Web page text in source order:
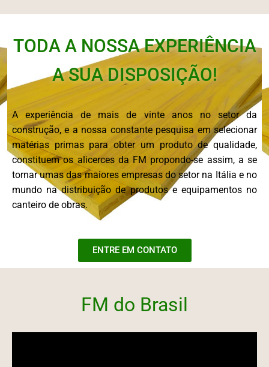
TODA A NOSSA EXPERIÊNCIA
A SUA DISPOSIÇÃO!
A experiência de mais de vinte anos no setor da
construção, e a nossa constante pesquisa em selecionar
matérias primas para obter um produto de qualidade,
constituem os alicerces da FM propondo-se assim, a se
tornar umas das maiores empresas do setor na Itália e no
mundo na distribuição de produtos e equipamentos no
canteiro de obras.
ENTRE EM CONTATO
FM do Brasil